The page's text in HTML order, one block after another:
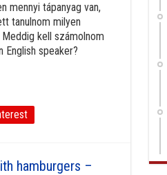
mennyi tápanyag van,
tanulnom milyen
kell számolnom
English speaker?
hamburgers –